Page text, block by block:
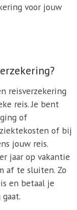
voor jouw
reisverzekering
reis. Je bent
of
of bij
jouw reis.
jaar op vakantie
af te sluiten. Zo
en betaal je